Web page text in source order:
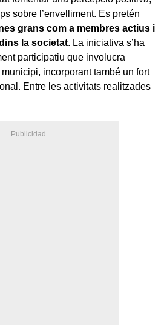
sobre l’envelliment. Es pretén
grans com a membres actius i
la societat. La iniciativa s’ha
participatiu que involucra
incorporant també un fort
Entre les activitats realitzades